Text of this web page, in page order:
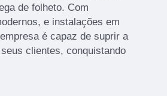
de folheto. Com
e instalações em
é capaz de suprir a
clientes, conquistando